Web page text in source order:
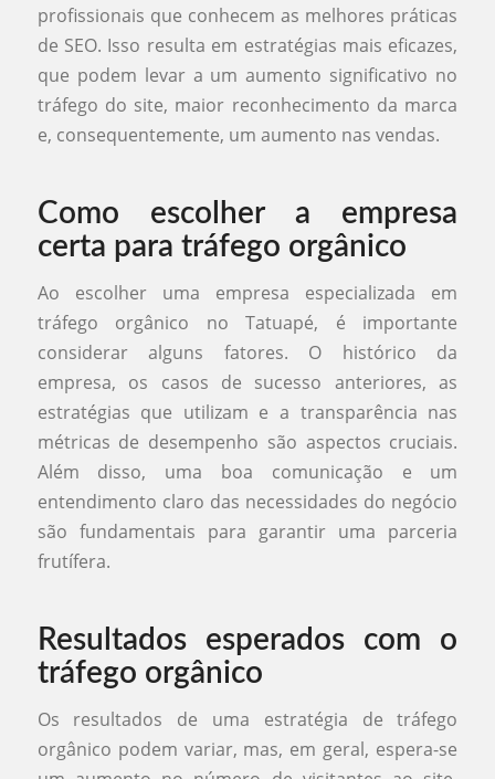
profissionais que conhecem as melhores práticas
de SEO. Isso resulta em estratégias mais eficazes,
que podem levar a um aumento significativo no
tráfego do site, maior reconhecimento da marca
e, consequentemente, um aumento nas vendas.
Como escolher a empresa
certa para tráfego orgânico
Ao escolher uma empresa especializada em
tráfego orgânico no Tatuapé, é importante
considerar alguns fatores. O histórico da
empresa, os casos de sucesso anteriores, as
estratégias que utilizam e a transparência nas
métricas de desempenho são aspectos cruciais.
Além disso, uma boa comunicação e um
entendimento claro das necessidades do negócio
são fundamentais para garantir uma parceria
frutífera.
Resultados esperados com o
tráfego orgânico
Os resultados de uma estratégia de tráfego
orgânico podem variar, mas, em geral, espera-se